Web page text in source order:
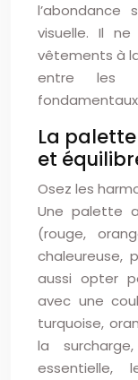
l’abondance
visuelle. Il
vêtements à
entre les
La
et
Osez les
Une palette
(rouge,
chaleureuse,
aussi opter
avec une
turquoise,
la
essentielle,